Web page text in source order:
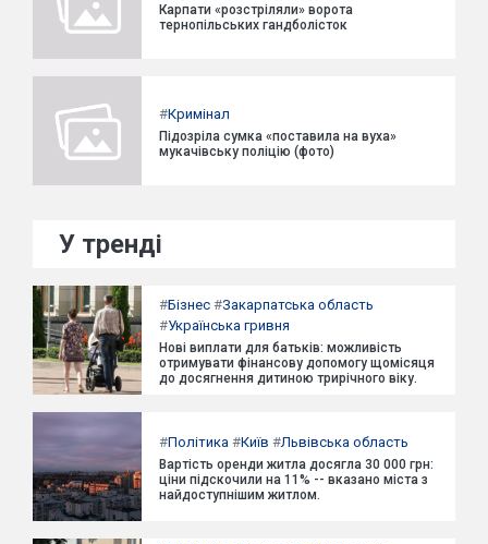
Карпати «розстріляли» ворота
тернопільських гандболісток
#Кримінал
Підозріла сумка «поставила на вуха»
мукачівську поліцію (фото)
У тренді
#Бізнес #Закарпатська область
#Українська гривня
Нові виплати для батьків: можливість
отримувати фінансову допомогу щомісяця
до досягнення дитиною трирічного віку.
#Політика #Київ #Львівська область
Вартість оренди житла досягла 30 000 грн:
ціни підскочили на 11% -- вказано міста з
найдоступнішим житлом.